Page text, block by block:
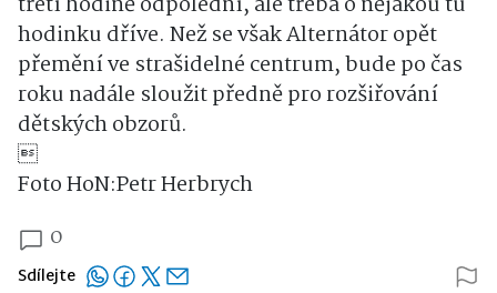
hodinku dříve. Než se však Alternátor opět
přemění ve strašidelné centrum, bude po čas
roku nadále sloužit předně pro rozšiřování
dětských obzorů.

Foto HoN:Petr Herbrych
0
Sdílejte